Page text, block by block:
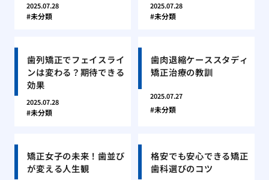
2025.07.28
未分類
2025.07.28
未分類
歯列矯正でフェイスライ
ンは変わる？期待できる
効果
2025.07.28
未分類
歯肉退縮ケーススタディ
矯正治療の教訓
2025.07.27
未分類
矯正女子の未来！歯並び
が変える人生観
格安でも安心できる矯正
歯科選びのコツ